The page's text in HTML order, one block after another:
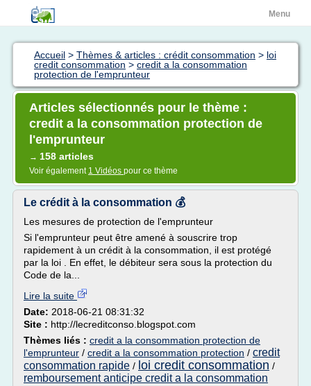
Menu
Accueil > Thèmes & articles : crédit consommation > loi
credit consommation > credit a la consommation
protection de l'emprunteur
Articles sélectionnés pour le thème :
credit a la consommation protection de
l'emprunteur
→ 158 articles
Voir également 1 Vidéos pour ce thème
Le crédit à la consommation 💰
Les mesures de protection de l'emprunteur
Si l'emprunteur peut être amené à souscrire trop
rapidement à un crédit à la consommation, il est protégé
par la loi . En effet, le débiteur sera sous la protection du
Code de la...
Lire la suite
Date: 2018-06-21 08:31:32
Site : http://lecreditconso.blogspot.com
Thèmes liés : credit a la consommation protection de
l'emprunteur / credit a la consommation protection / credit
consommation rapide / loi credit consommation /
remboursement anticipe credit a la consommation